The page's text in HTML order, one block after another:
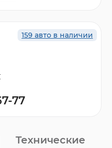
Технические
159 авто в наличии
77